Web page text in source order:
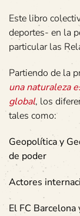
Este libro
deportes- en la
particular las
Partiendo de la
una naturaleza
global, los
tales como:
Geopolítica y
de poder
Actores
El FC